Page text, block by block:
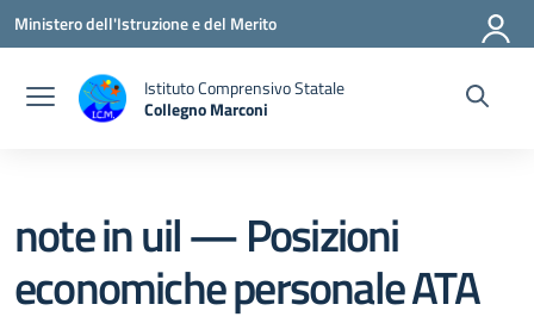
Vai ai contenuti
Vai al menu di navigazione
Vai al footer
Ministero dell'Istruzione e del Merito
Istituto Comprensivo Statale
Collegno Marconi
note in uil — Posizioni
economiche personale ATA